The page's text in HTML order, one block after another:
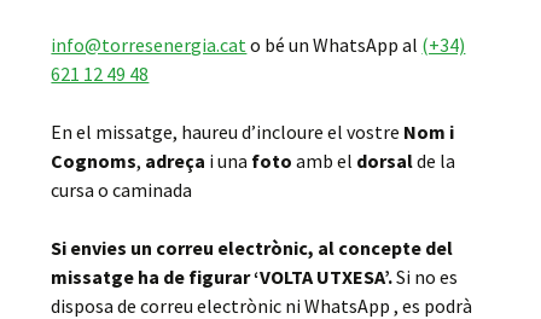
info@torresenergia.cat o bé un WhatsApp al (+34)
621 12 49 48
En el missatge, haureu d’incloure el vostre Nom i
Cognoms, adreça i una foto amb el dorsalde la
cursa o caminada
Si envies un correu electrònic, al concepte del
missatge ha de figurar ‘VOLTA UTXESA’.Si no es
disposa de correu electrònic ni WhatsApp , es podrà